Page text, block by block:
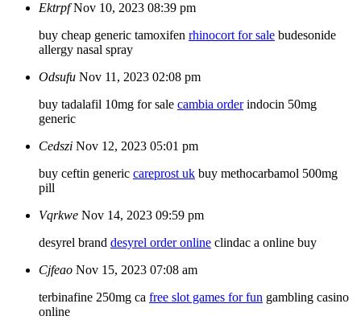
Ektrpf Nov 10, 2023 08:39 pm
buy cheap generic tamoxifen rhinocort for sale budesonide
allergy nasal spray
Odsufu Nov 11, 2023 02:08 pm
buy tadalafil 10mg for sale cambia orderindocin 50mg
generic
Cedszi Nov 12, 2023 05:01 pm
buy ceftin generic careprost uk buy methocarbamol 500mg
pill
Vqrkwe Nov 14, 2023 09:59 pm
desyrel brand desyrel order online clindac a online buy
Cjfeao Nov 15, 2023 07:08 am
terbinafine 250mg ca free slot games for fun gambling casino
online